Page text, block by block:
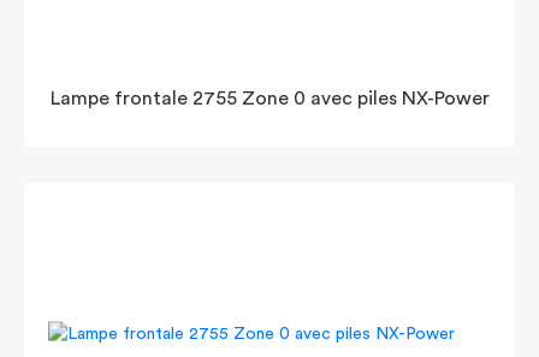
Lampe frontale 2755 Zone 0 avec piles NX-Power